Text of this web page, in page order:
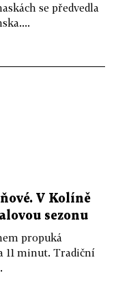
se předvedla
V Kolíně
sezonu
propuká
11 minut. Tradiční